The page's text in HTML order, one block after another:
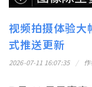
视频拍摄体验
式推送更新
2026-07-11 16:07:35 作